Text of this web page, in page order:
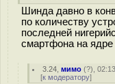
Шинда давно в
по количеству
последней
смартфона на ядре
3.24 ,мимо (?),
[к модератору]